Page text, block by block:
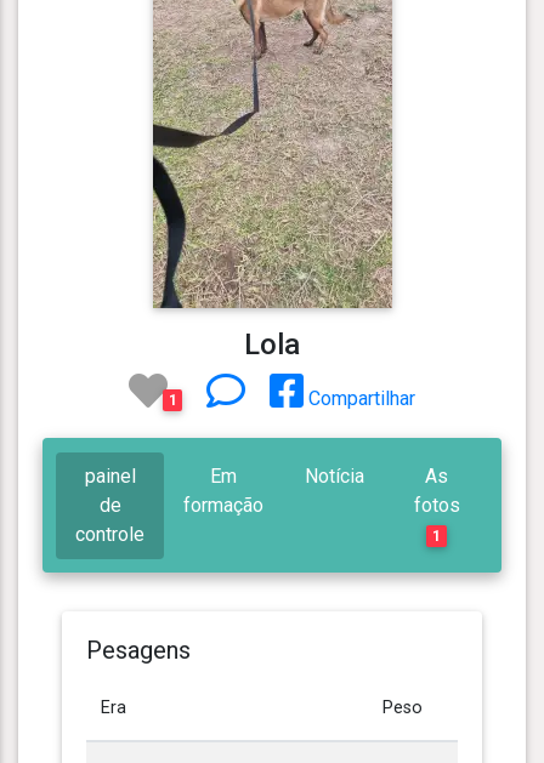
Lola
1 Compartilhar
painel
de
controle
Em
formação
Notícia
As
fotos
1
Pesagens
Era Peso